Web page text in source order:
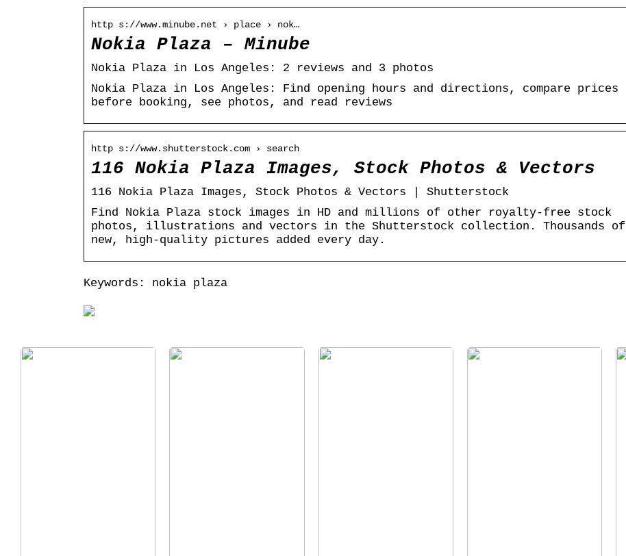
http s://www.minube.net › place › nok…
Nokia Plaza – Minube
Nokia Plaza in Los Angeles: 2 reviews and 3 photos
Nokia Plaza in Los Angeles: Find opening hours and directions, compare prices
before booking, see photos, and read reviews
http s://www.shutterstock.com › search
116 Nokia Plaza Images, Stock Photos & Vectors
116 Nokia Plaza Images, Stock Photos & Vectors | Shutterstock
Find Nokia Plaza stock images in HD and millions of other royalty-free stock
photos, illustrations and vectors in the Shutterstock collection. Thousands of
new, high-quality pictures added every day.
Keywords: nokia plaza